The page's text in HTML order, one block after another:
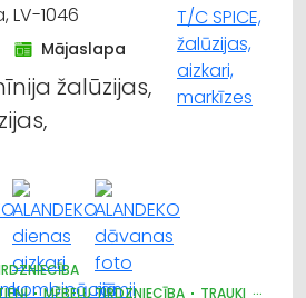
LV-1046
Mājaslapa
žalūzijas,
MĒBEĻU TIRDZNIECĪBA TRAUKI